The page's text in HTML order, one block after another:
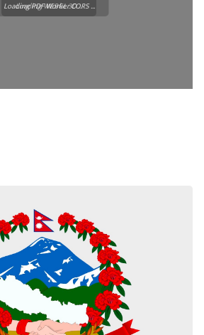
Loading WEBGL 3D ...
Loading PDF Worker CORS ...